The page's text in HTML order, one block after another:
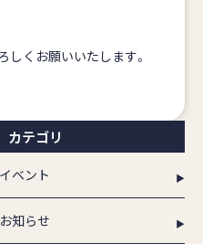
くお願いいたします。
カテゴリ
イベント
お知らせ